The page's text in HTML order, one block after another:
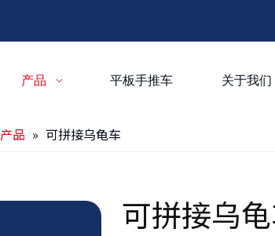
产品 平板手推车 关于我们
产品 » 可拼接乌龟车
可拼接乌